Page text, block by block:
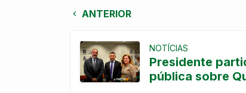
ANTERIOR
NOTÍCIAS
Presidente
pública sobre